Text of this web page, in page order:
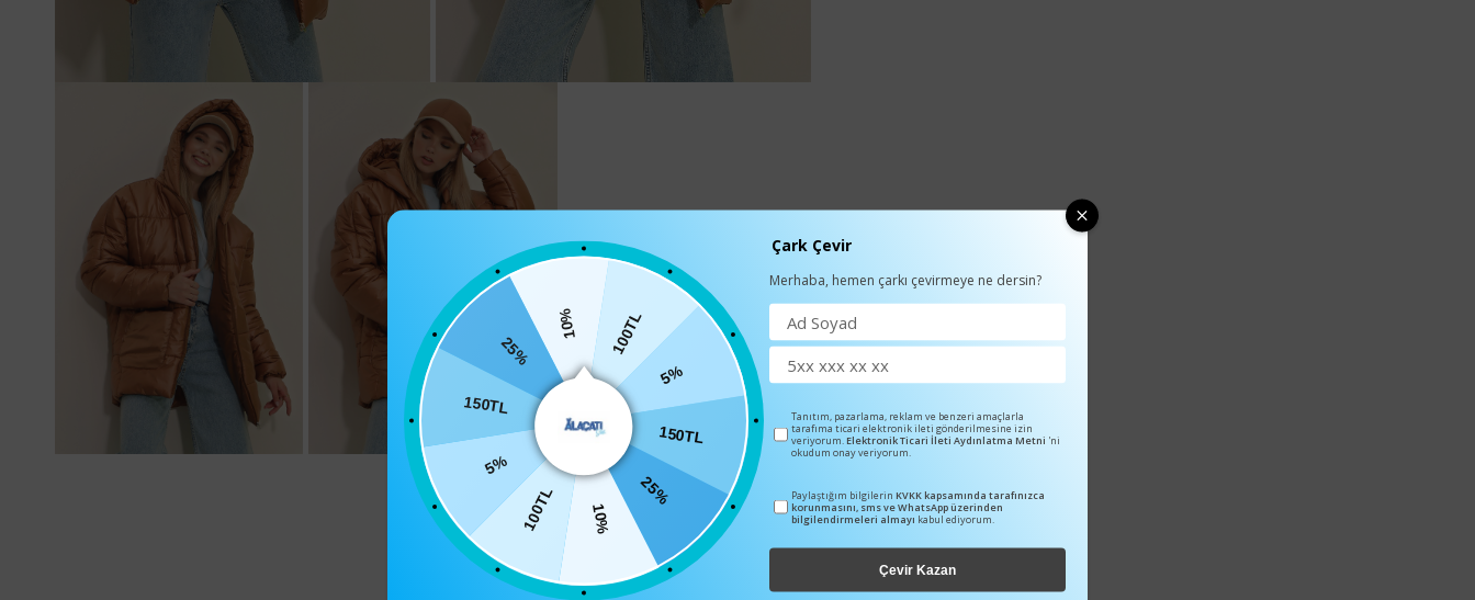
BENZER ÜRÜNLER
10% 100TL
5%
150TL
25%
10%
100TL
5%
150TL
25%
Çark Çevir
Merhaba, hemen çarkı çevirmeye ne dersin?
Tanıtım, pazarlama, reklam ve benzeri amaçlarla
tarafıma ticari elektronik ileti gönderilmesine izin
veriyorum. Elektronik Ticari İleti Aydınlatma Metni 'ni
okudum onay veriyorum.
Paylaştığım bilgilerin KVKK kapsamında tarafınızca
korunmasını, sms ve WhatsApp üzerinden
bilgilendirmeleri almayı kabul ediyorum.
Çevir Kazan